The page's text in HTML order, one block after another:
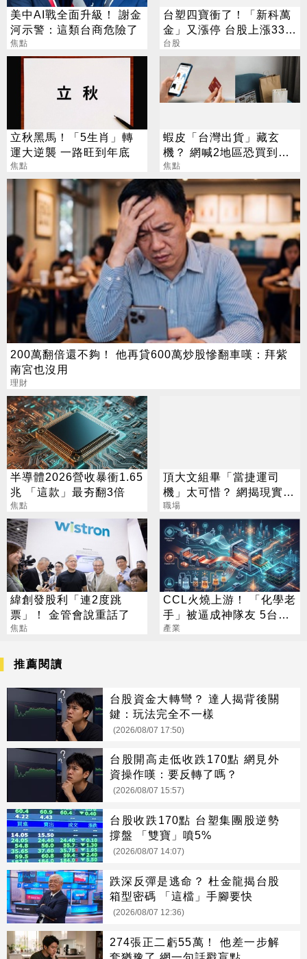
美中AI戰全面升級！ 謝金
河示警：這類台商危險了
焦點
台塑四寶衝了！「新科萬
金」又漲停 台股上漲330
點
台股
立秋黑馬！「5生肖」轉
運大逆襲 一路旺到年底
焦點
蝦皮「台灣出貨」藏玄
機？ 網喊2地區恐買到假
貨 專家揭真相
焦點
200萬翻倍還不夠！ 他再貸600萬炒股慘翻車嘆：拜紫
南宮也沒用
理財
半導體2026營收暴衝1.65
兆 「這款」最夯翻3倍
焦點
頂大文組畢「當捷運司
機」太可惜？ 網揭現實：
高中就能考
職場
緯創發股利「連2度跳
票」！ 金管會說重話了
焦點
CCL火燒上游！ 「化學老
手」被逼成神隊友 5台廠
默默發財
產業
推薦閱讀
台股資金大轉彎？ 達人揭背後關
鍵：玩法完全不一樣
(2026/08/07 17:50)
台股開高走低收跌170點 網見外
資操作嘆：要反轉了嗎？
(2026/08/07 15:57)
台股收跌170點 台塑集團股逆勢
撐盤 「雙寶」噴5%
(2026/08/07 14:07)
跌深反彈是逃命？ 杜金龍揭台股
箱型密碼 「這檔」手腳要快
(2026/08/07 12:36)
274張正二虧55萬！ 他差一步解